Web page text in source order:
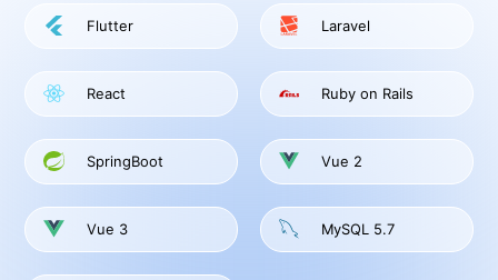
Flutter Laravel
React Ruby on Rails
SpringBoot Vue 2
Vue 3 MySQL 5.7